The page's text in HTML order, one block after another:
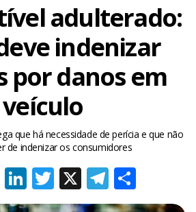
adulterado:
indenizar
por danos em
veículo
que há necessidade de perícia e que não
de indenizar os consumidores
WhatsApp
LinkedIn
Twitter
X